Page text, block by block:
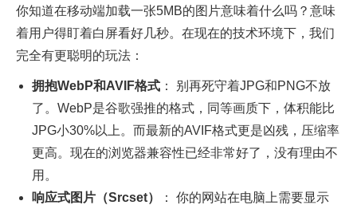
你知道在移动端加载一张5MB的图片意味着什么吗？意味
着用户得盯着白屏看好几秒。在现在的技术环境下，我们
完全有更聪明的玩法：
拥抱WebP和AVIF格式 ： 别再死守着JPG和PNG不放
了。WebP是谷歌强推的格式，同等画质下，体积能比
JPG小30%以上。而最新的AVIF格式更是凶残，压缩率
更高。现在的浏览器兼容性已经非常好了，没有理由不
用。
响应式图片（Srcset）
： 你的网站在电脑上需要显示